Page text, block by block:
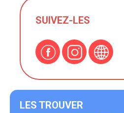
SUIVEZ-LES
LES TROUVER